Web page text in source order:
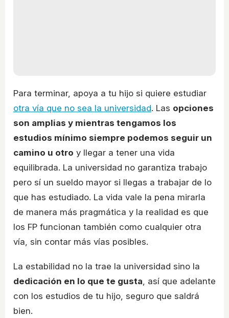
Para terminar, apoya a tu hijo si quiere estudiar
otra vía que no sea la universidad. Las opciones
son amplias y mientras tengamos los
estudios mínimo siempre podemos seguir un
camino u otro y llegar a tener una vida
equilibrada. La universidad no garantiza trabajo
pero sí un sueldo mayor si llegas a trabajar de lo
que has estudiado. La vida vale la pena mirarla
de manera más pragmática y la realidad es que
los FP funcionan también como cualquier otra
vía, sin contar más vías posibles.
La estabilidad no la trae la universidad sino la
dedicación en lo que te gusta , así que adelante
con los estudios de tu hijo, seguro que saldrá
bien.